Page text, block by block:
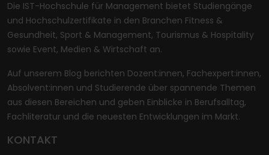
Die IST-Hochschule für Management bietet Studiengänge
und Hochschulzertifikate in den Branchen Fitness &
Gesundheit, Sport & Management, Tourismus & Hospitality
sowie Event, Medien & Wirtschaft an.
Auf unserem Blog berichten Dozent:innen, Fachexpert:innen,
Absolvent:innen und Studierende über spannende Themen
aus diesen Bereichen und geben Einblicke in Berufsalltag,
Fachliteratur und die neuesten Entwicklungen im Markt.
KONTAKT